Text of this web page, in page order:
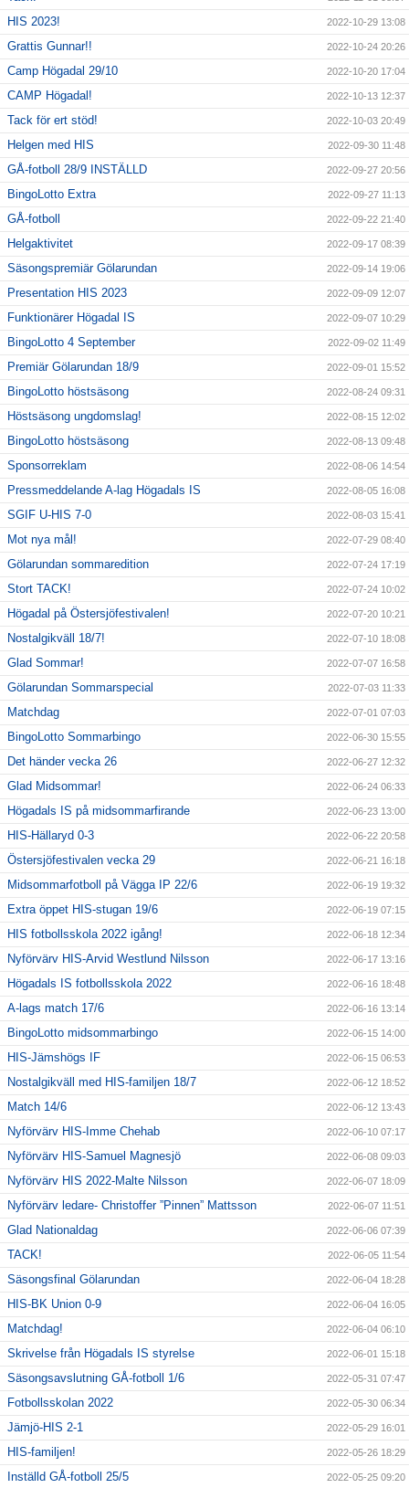
HIS 2023! 2022-10-29 13:08
Grattis Gunnar!! 2022-10-24 20:26
Camp Högadal 29/10 2022-10-20 17:04
CAMP Högadal! 2022-10-13 12:37
Tack för ert stöd! 2022-10-03 20:49
Helgen med HIS 2022-09-30 11:48
GÅ-fotboll 28/9 INSTÄLLD 2022-09-27 20:56
BingoLotto Extra 2022-09-27 11:13
GÅ-fotboll 2022-09-22 21:40
Helgaktivitet 2022-09-17 08:39
Säsongspremiär Gölarundan 2022-09-14 19:06
Presentation HIS 2023 2022-09-09 12:07
Funktionärer Högadal IS 2022-09-07 10:29
BingoLotto 4 September 2022-09-02 11:49
Premiär Gölarundan 18/9 2022-09-01 15:52
BingoLotto höstsäsong 2022-08-24 09:31
Höstsäsong ungdomslag! 2022-08-15 12:02
BingoLotto höstsäsong 2022-08-13 09:48
Sponsorreklam 2022-08-06 14:54
Pressmeddelande A-lag Högadals IS 2022-08-05 16:08
SGIF U-HIS 7-0 2022-08-03 15:41
Mot nya mål! 2022-07-29 08:40
Gölarundan sommaredition 2022-07-24 17:19
Stort TACK! 2022-07-24 10:02
Högadal på Östersjöfestivalen! 2022-07-20 10:21
Nostalgikväll 18/7! 2022-07-10 18:08
Glad Sommar! 2022-07-07 16:58
Gölarundan Sommarspecial 2022-07-03 11:33
Matchdag 2022-07-01 07:03
BingoLotto Sommarbingo 2022-06-30 15:55
Det händer vecka 26 2022-06-27 12:32
Glad Midsommar! 2022-06-24 06:33
Högadals IS på midsommarfirande 2022-06-23 13:00
HIS-Hällaryd 0-3 2022-06-22 20:58
Östersjöfestivalen vecka 29 2022-06-21 16:18
Midsommarfotboll på Vägga IP 22/6 2022-06-19 19:32
Extra öppet HIS-stugan 19/6 2022-06-19 07:15
HIS fotbollsskola 2022 igång! 2022-06-18 12:34
Nyförvärv HIS-Arvid Westlund Nilsson 2022-06-17 13:16
Högadals IS fotbollsskola 2022 2022-06-16 18:48
A-lags match 17/6 2022-06-16 13:14
BingoLotto midsommarbingo 2022-06-15 14:00
HIS-Jämshögs IF 2022-06-15 06:53
Nostalgikväll med HIS-familjen 18/7 2022-06-12 18:52
Match 14/6 2022-06-12 13:43
Nyförvärv HIS-Imme Chehab 2022-06-10 07:17
Nyförvärv HIS-Samuel Magnesjö 2022-06-08 09:03
Nyförvärv HIS 2022-Malte Nilsson 2022-06-07 18:09
Nyförvärv ledare- Christoffer ”Pinnen” Mattsson 2022-06-07 11:51
Glad Nationaldag 2022-06-06 07:39
TACK! 2022-06-05 11:54
Säsongsfinal Gölarundan 2022-06-04 18:28
HIS-BK Union 0-9 2022-06-04 16:05
Matchdag! 2022-06-04 06:10
Skrivelse från Högadals IS styrelse 2022-06-01 15:18
Säsongsavslutning GÅ-fotboll 1/6 2022-05-31 07:47
Fotbollsskolan 2022 2022-05-30 06:34
Jämjö-HIS 2-1 2022-05-29 16:01
HIS-familjen! 2022-05-26 18:29
Inställd GÅ-fotboll 25/5 2022-05-25 09:20